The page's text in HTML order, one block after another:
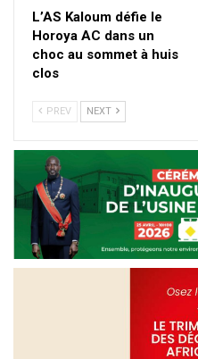
L’AS Kaloum défie le
Horoya AC dans un
choc au sommet à huis
clos
PREV NEXT